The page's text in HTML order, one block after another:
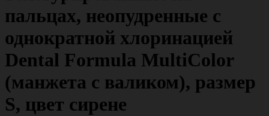
пальцах, неопудренные с
однократной хлоринацией
Dental Formula MultiColor
(манжета с валиком), размер
S, цвет сирене